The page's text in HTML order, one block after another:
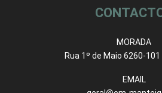
MORADA
Rua 1º de Maio 6260-
EMAIL